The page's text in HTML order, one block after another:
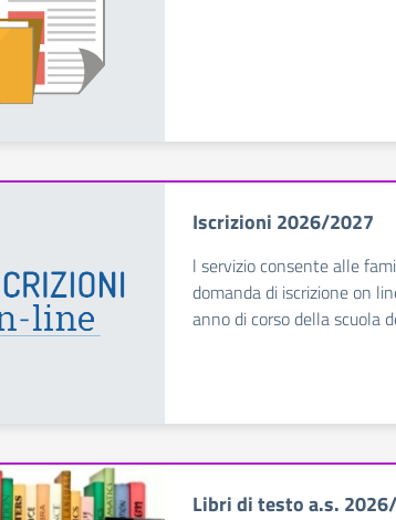
Iscrizioni 2026/2027
l servizio consente alle
domanda di iscrizione on
anno di corso della scuola
Libri di testo a.s.